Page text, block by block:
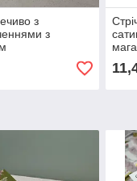
з
з